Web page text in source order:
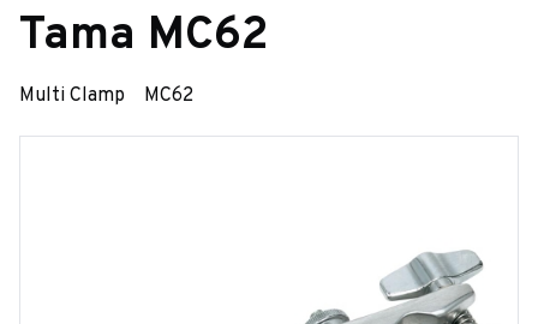
Tama MC62
Multi Clamp MC62